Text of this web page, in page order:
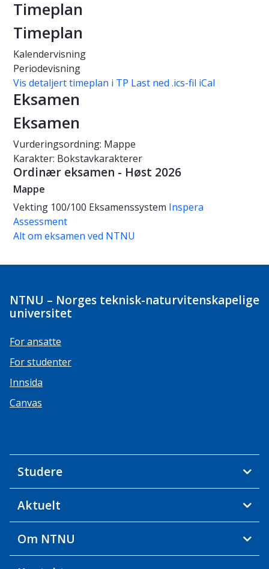
Timeplan
Timeplan
Kalendervisning
Periodevisning
Vis detaljert timeplan i TP Last ned .ics-fil iCal
Eksamen
Eksamen
Vurderingsordning: Mappe
Karakter: Bokstavkarakterer
Ordinær eksamen - Høst 2026
Mappe
Vekting 100/100 Eksamenssystem Inspera
Assessment
Alt om eksamen ved NTNU
NTNU – Norges teknisk-naturvitenskapelige
universitet
For ansatte
For studenter
Innsida
Canvas
Studere
Aktuelt
Om NTNU